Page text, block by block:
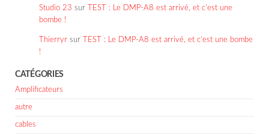
Studio 23 sur
TEST : Le DMP-A8 est arrivé, et c’est une
bombe !
Thierryr sur
TEST : Le DMP-A8 est arrivé, et c’est une bombe
!
CATÉGORIES
Amplificateurs
autre
cables